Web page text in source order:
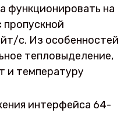
функционировать на
с. Из особенностей
тепловыделение,
и температуру
интерфейса 64-